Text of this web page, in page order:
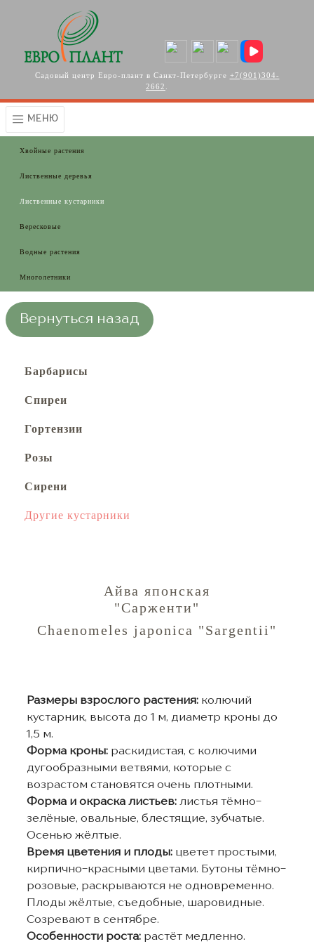
Садовый центр Евро-плант в Санкт-Петербурге +7(901)304-
2662
МЕНЮ
Хвойные растения
Лиственные деревья
Лиственные кустарники
Вересковые
Водные растения
Многолетники
Вернуться назад
Барбарисы
Спиреи
Гортензии
Розы
Сирени
Другие кустарники
Айва японская
"Сарженти"
Chaenomeles japonica "Sargentii"
Размеры взрослого растения:колючий
кустарник, высота до 1 м, диаметр кроны до
1,5 м.
Форма кроны:раскидистая, с колючими
дугообразными ветвями, которые с
возрастом становятся очень плотными.
Форма и окраска листьев:листья тёмно-
зелёные, овальные, блестящие, зубчатые.
Осенью жёлтые.
Время цветения и плоды:цветет простыми,
кирпично-красными цветами. Бутоны тёмно-
розовые, раскрываются не одновременно.
Плоды жёлтые, съедобные, шаровидные.
Созревают в сентябре.
Особенности роста:растёт медленно.